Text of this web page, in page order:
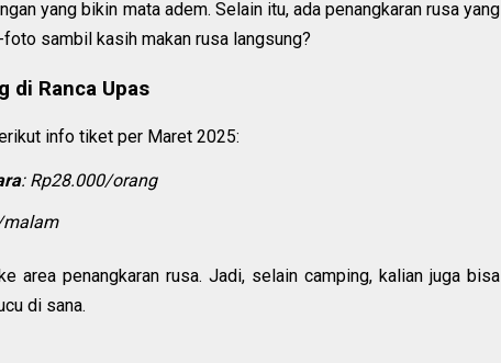
yang bikin mata adem. Selain itu, ada penangkaran rusa yang
sambil kasih makan rusa langsung?
di Ranca Upas
info tiket per Maret 2025:
: Rp28.000/orang
area penangkaran rusa. Jadi, selain camping, kalian juga bisa
di sana.